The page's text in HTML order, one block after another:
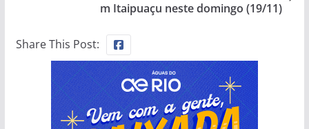
m Itaipuaçu neste domingo (19/11)
Share This Post: